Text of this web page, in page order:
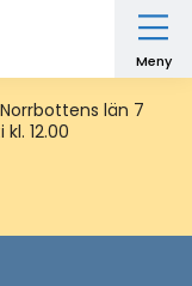
Meny
län 7
12.00